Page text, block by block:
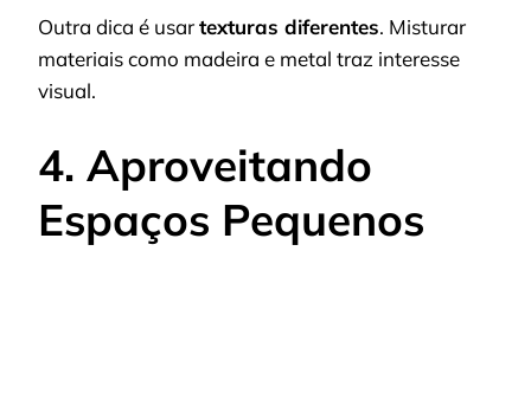
Outra dica é usartexturas diferentes. Misturar
materiais como madeira e metal traz interesse
visual.
4. Aproveitando
Espaços Pequenos